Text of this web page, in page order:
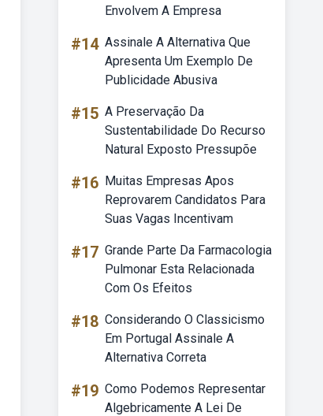
Envolvem A Empresa
#14 Assinale A Alternativa Que
Apresenta Um Exemplo De
Publicidade Abusiva
#15 A Preservação Da
Sustentabilidade Do Recurso
Natural Exposto Pressupõe
#16 Muitas Empresas Apos
Reprovarem Candidatos Para
Suas Vagas Incentivam
#17 Grande Parte Da Farmacologia
Pulmonar Esta Relacionada
Com Os Efeitos
#18 Considerando O Classicismo
Em Portugal Assinale A
Alternativa Correta
#19 Como Podemos Representar
Algebricamente A Lei De